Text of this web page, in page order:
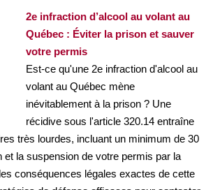
2e infraction d’alcool au volant au
Québec : Éviter la prison et sauver
votre permis
Est-ce qu'une 2e infraction d'alcool au
volant au Québec mène
inévitablement à la prison ? Une
récidive sous l'article 320.14 entraîne
très lourdes, incluant un minimum de 30
et la suspension de votre permis par la
conséquences légales exactes de cette